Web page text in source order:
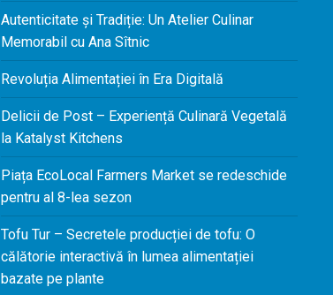
Autenticitate și Tradiție: Un Atelier Culinar
Memorabil cu Ana Sîtnic
Revoluția Alimentației în Era Digitală
Delicii de Post – Experiență Culinară Vegetală
la Katalyst Kitchens
Piața EcoLocal Farmers Market se redeschide
pentru al 8-lea sezon
Tofu Tur – Secretele producției de tofu: O
călătorie interactivă în lumea alimentației
bazate pe plante